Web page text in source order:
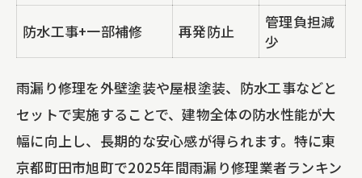
防水工事+一部補修 再発防止
管理負担減
少
雨漏り修理を外壁塗装や屋根塗装、防水工事などと
セットで実施することで、建物全体の防水性能が大
幅に向上し、長期的な安心感が得られます。特に東
京都町田市旭町で2025年間雨漏り修理業者ランキン